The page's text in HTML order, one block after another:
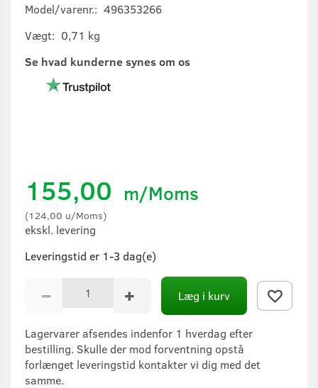
Model/varenr.: 496353266
Vægt: 0,71 kg
Se hvad kunderne synes om os
155,00 m/Moms
(124,00 u/Moms)
ekskl. levering
Leveringstid er 1-3 dag(e)
Læg i kurv
Lagervarer afsendes indenfor 1 hverdag efter
bestilling. Skulle der mod forventning opstå
forlænget leveringstid kontakter vi dig med det
samme.